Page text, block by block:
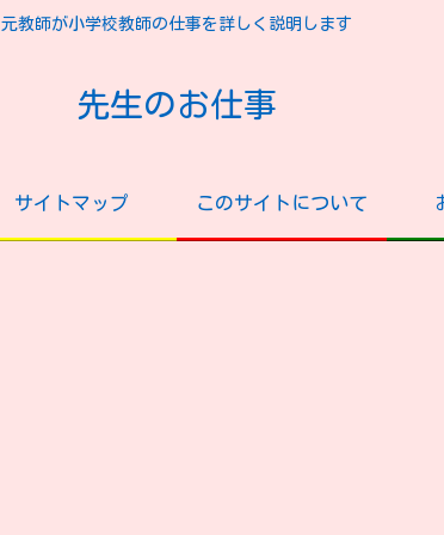
元教師が小学校教師の仕事を詳しく説明します
先生のお仕事
サイトマップ このサイトについて